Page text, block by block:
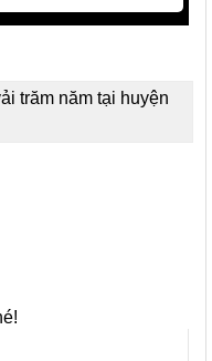
trăm năm tại huyện